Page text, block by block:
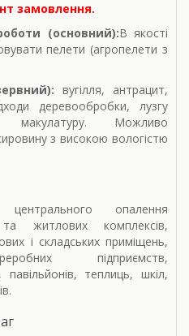
замовлення.
(основний):В якості
пелети (агропелети з
вугілля, антрацит,
деревообробки, лузгу
макулатуру. Можливо
з високою вологістю
опалення
житлових комплексів,
і складських приміщень,
підприємств,
павільйонів, теплиць, шкіл,